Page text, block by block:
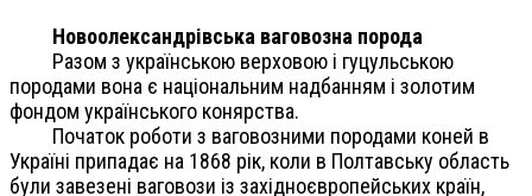
Новоолександрівська ваговозна порода
Разом з українською верховою і гуцульською
породами вона є національним надбанням і золотим
фондом українського конярства.
Початок роботи з ваговозними породами коней в
Україні припадає на 1868 рік, коли в Полтавську область
були завезені ваговози із західноєвропейських країн,